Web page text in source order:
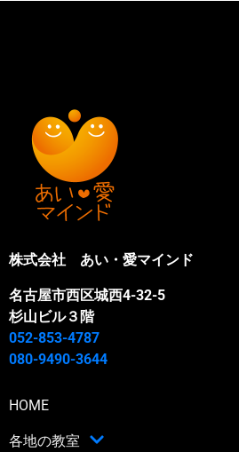
株式会社 あい・愛マインド
名古屋市西区城西4-32-5
杉山ビル３階
052-853-4787
080-9490-3644
HOME
各地の教室